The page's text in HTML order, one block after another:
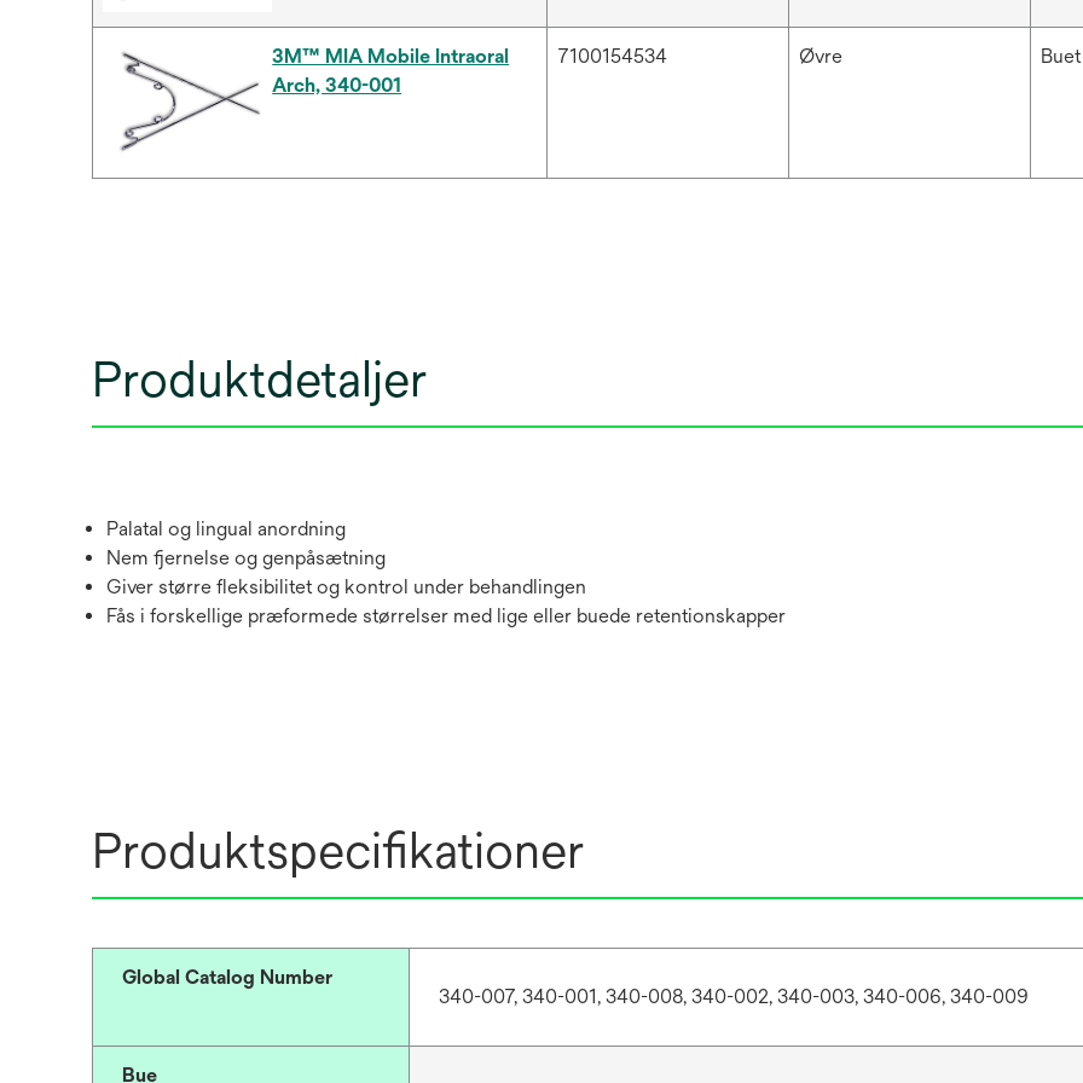
3M™ MIA Mobile Intraoral
Arch, 340-001
7100154534 Øvre Buet
Produktdetaljer
Palatal og lingual anordning
Nem fjernelse og genpåsætning
Giver større fleksibilitet og kontrol under behandlingen
Fås i forskellige præformede størrelser med lige eller buede retentionskapper
Produktspecifikationer
Global Catalog Number
340-007, 340-001, 340-008, 340-002, 340-003, 340-006, 340-009
Bue